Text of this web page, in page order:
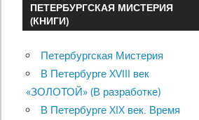
ПЕТЕРБУРГСКАЯ МИСТЕРИЯ
(КНИГИ)
Петербургская Мистерия
В Петербурге XVIII век
«ЗОЛОТОЙ» (В разработке)
В Петербурге XIX век. Время